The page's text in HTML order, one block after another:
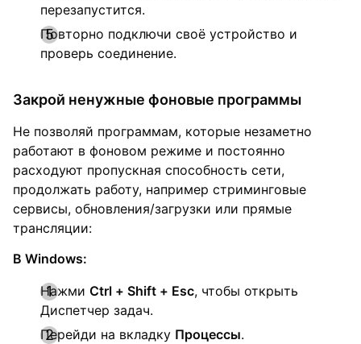
перезапустится.
Повторно подключи своё устройство и
проверь соединение.
Закрой ненужные фоновые программы
Не позволяй программам, которые незаметно
работают в фоновом режиме и постоянно
расходуют пропускная способность сети,
продолжать работу, например стриминговые
сервисы, обновления/загрузки или прямые
трансляции:
В Windows:
Нажми Ctrl + Shift + Esc, чтобы открыть
Диспетчер задач.
Перейди на вкладку Процессы.